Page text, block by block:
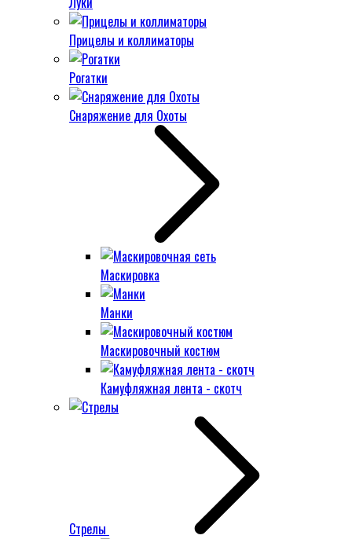
Прицелы и коллиматоры
Рогатки
Снаряжение для Охоты
Маскировка
Манки
Маскировочный костюм
Камуфляжная лента - скотч
Стрелы